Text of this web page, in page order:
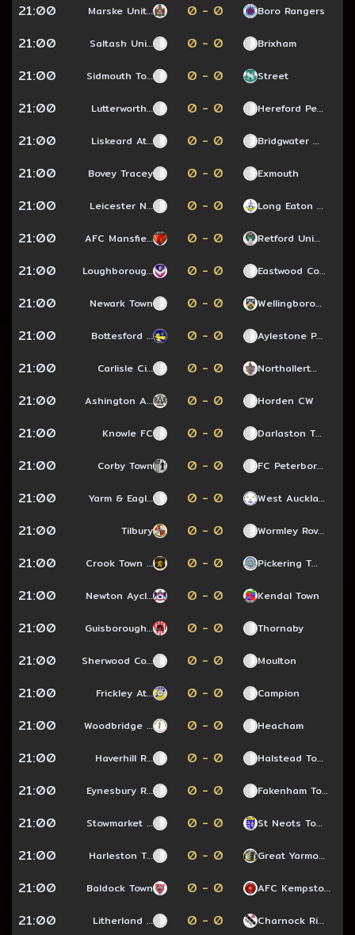
21:00 Marske Unit… 0 - 0 Boro Rangers
21:00 Saltash Uni… 0 - 0 Brixham
21:00 Sidmouth To… 0 - 0 Street
21:00 Lutterworth… 0 - 0 Hereford Pe…
21:00 Liskeard At… 0 - 0 Bridgwater …
21:00 Bovey Tracey 0 - 0 Exmouth
21:00 Leicester N… 0 - 0 Long Eaton …
21:00 AFC Mansfie… 0 - 0 Retford Uni…
21:00 Loughboroug… 0 - 0 Eastwood Co…
21:00 Newark Town 0 - 0 Wellingboro…
21:00 Bottesford … 0 - 0 Aylestone P…
21:00 Carlisle Ci… 0 - 0 Northallert…
21:00 Ashington A… 0 - 0 Horden CW
21:00 Knowle FC 0 - 0 Darlaston T…
21:00 Corby Town 0 - 0 FC Peterbor…
21:00 Yarm & Eagl… 0 - 0 West Auckla…
21:00 Tilbury 0 - 0 Wormley Rov…
21:00 Crook Town … 0 - 0 Pickering T…
21:00 Newton Aycl… 0 - 0 Kendal Town
21:00 Guisborough… 0 - 0 Thornaby
21:00 Sherwood Co… 0 - 0 Moulton
21:00 Frickley At… 0 - 0 Campion
21:00 Woodbridge … 0 - 0 Heacham
21:00 Haverhill R… 0 - 0 Halstead To…
21:00 Eynesbury R… 0 - 0 Fakenham To…
21:00 Stowmarket … 0 - 0 St Neots To…
21:00 Harleston T… 0 - 0 Great Yarmo…
21:00 Baldock Town 0 - 0 AFC Kempsto…
21:00 Litherland … 0 - 0 Charnock Ri…